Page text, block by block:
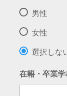
男性
女性
選択しな
在籍・卒業学